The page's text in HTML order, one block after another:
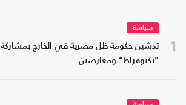
1
سياسة
تدشين حكومة ظل مصرية في الخارج بمشاركة
"تكنوقراط" ومعارضين